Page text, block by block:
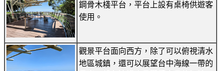
鋼骨木棧平台，平台上設有桌椅供遊客
使用。
觀景平台面向西方，除了可以俯視清水
地區城鎮，還可以展望台中海線一帶的